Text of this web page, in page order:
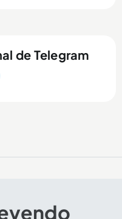
de Telegram